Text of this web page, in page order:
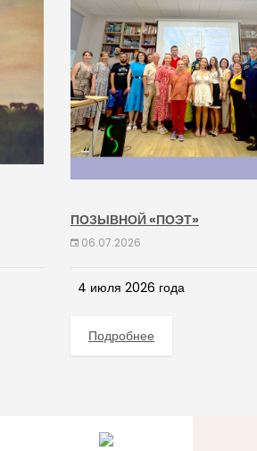
ПОЗЫВНОЙ «ПОЭТ»
06.07.2026
4 июля 2026 года
Подробнее